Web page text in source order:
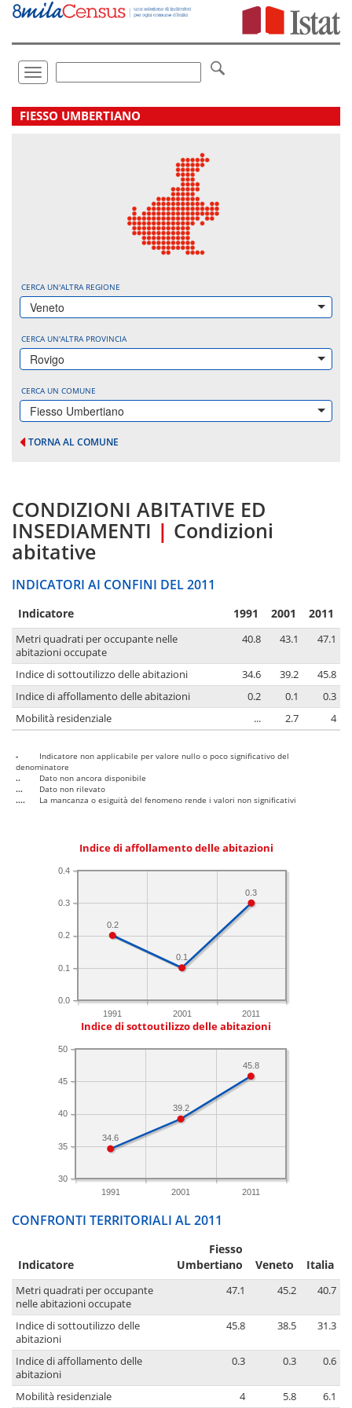
Vai
direttamente
Toggle
navigation
.
FIESSO UMBERTIANO
CERCA UN'ALTRA REGIONE
Veneto
CERCA UN'ALTRA PROVINCIA
Rovigo
CERCA UN COMUNE
Fiesso Umbertiano
TORNA AL COMUNE
CONDIZIONI ABITATIVE ED
INSEDIAMENTI | Condizioni
abitative
INDICATORI AI CONFINI DEL 2011
Indicatore 1991 2001 2011
Metri quadrati per occupante nelle
abitazioni occupate
40.8 43.1 47.1
Indice di sottoutilizzo delle abitazioni 34.6 39.2
45.8
Indice di affollamento delle abitazioni
0.2 0.1
0.3
Mobilità residenziale
... 2.7 4
-
Indicatore non applicabile per valore nullo o poco significativo del
denominatore
..
Dato non ancora disponibile
...
Dato non rilevato
....
La mancanza o esiguità del fenomeno rende i valori non significativi
Indice di affollamento delle abitazioni
1991 2001 2011
0.0
0.1
0.2
0.3
0.4
0.3
0.1
0.2
Indice di sottoutilizzo delle abitazioni
1991 2001 2011
30
35
40
45
50
45.8
39.2
34.6
CONFRONTI TERRITORIALI AL 2011
Indicatore
Fiesso
Umbertiano
Veneto Italia
Metri quadrati per occupante
nelle abitazioni occupate
47.1 45.2 40.7
Indice di sottoutilizzo delle
abitazioni
45.8 38.5 31.3
Indice di affollamento delle
abitazioni
0.3 0.3 0.6
Mobilità residenziale 4 5.8 6.1